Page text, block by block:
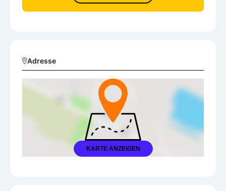
Adresse
KARTE ANZEIGEN